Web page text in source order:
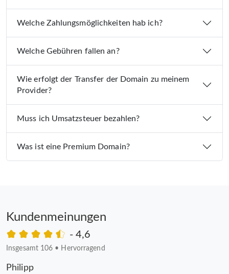
Welche Zahlungsmöglichkeiten hab ich?
Welche Gebühren fallen an?
Wie erfolgt der Transfer der Domain zu meinem
Provider?
Muss ich Umsatzsteuer bezahlen?
Was ist eine Premium Domain?
Kundenmeinungen
- 4,6
Insgesamt 106 • Hervorragend
Philipp